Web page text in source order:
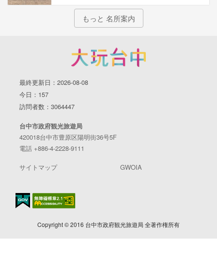
もっと 名所案内
最終更新日：2026-08-08
今日：157
訪問者数：3064447
台中市政府観光旅遊局
420018台中市豊原区陽明街36号5F
電話 +886-4-2228-9111
サイトマップ GWOIA
Copyright © 2016 台中市政府観光旅遊局 全著作権所有